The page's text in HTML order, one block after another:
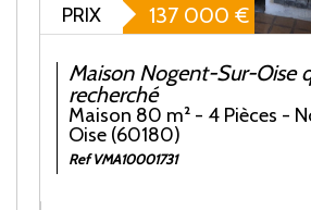
PRIX 137 000 €
Maison Nogent-Sur-Oise
recherché
Maison 80 m² - 4 Pièces -
Oise (60180)
Ref VMA10001731